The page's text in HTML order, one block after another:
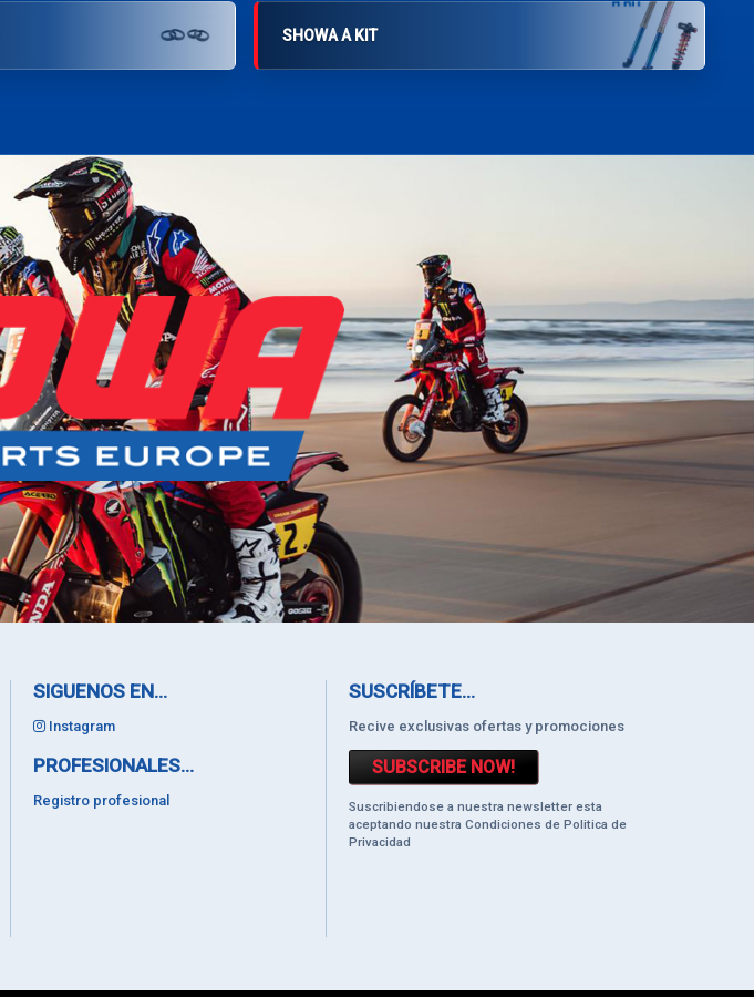
SHOWA A KIT
SIGUENOS EN...
Instagram
PROFESIONALES...
Registro profesional
SUSCRÍBETE...
Recive exclusivas ofertas y promociones
SUBSCRIBE NOW!
Suscribiendose a nuestra newsletter esta
aceptando nuestra Condiciones de Politica de
Privacidad